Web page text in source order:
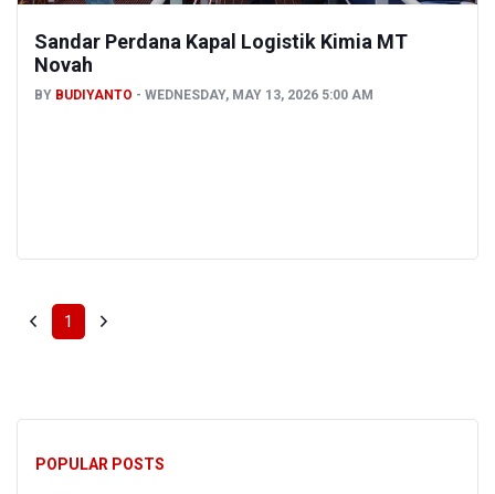
Sandar Perdana Kapal Logistik Kimia MT
Novah
BY BUDIYANTO WEDNESDAY, MAY 13, 2026 5:00 AM
1
POPULAR POSTS